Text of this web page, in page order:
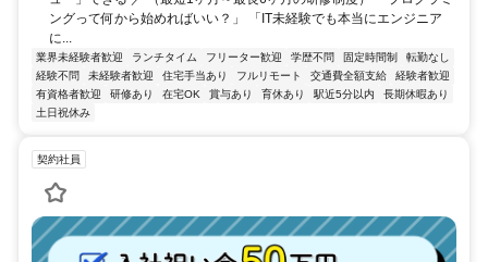
ングって何から始めればいい？」 「IT未経験でも本当にエンジニア
に...
業界未経験者歓迎 ランチタイム フリーター歓迎 学歴不問 固定時間制
転勤なし
経験不問
未経験者歓迎 住宅手当あり フルリモート 交通費全額支給
経験者歓迎
有資格者歓迎
研修あり 在宅OK 賞与あり 育休あり 駅近5分以内
長期休暇あり
土日祝休み
契約社員